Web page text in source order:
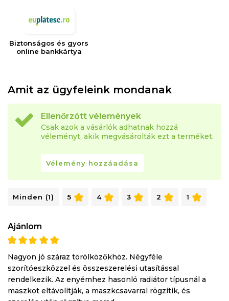
Biztonságos és gyors
online bankkártya
Amit az ügyfeleink mondanak
Ellenőrzött vélemények
Csak azok a vásárlók adhatnak hozzá
véleményt, akik megvásárolták ezt a terméket.
Vélemény hozzáadása
Minden (1) 5 4 3 2 1
Ajánlom
Nagyon jó száraz törölközőkhöz. Négyféle
szorítóeszközzel és összeszerelési utasítással
rendelkezik. Az enyémhez hasonló radiátor típusnál a
maszkot eltávolítják, a maszkcsavarral rögzítik, és